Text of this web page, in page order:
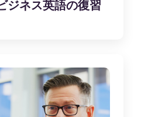
ジネス英語の復習